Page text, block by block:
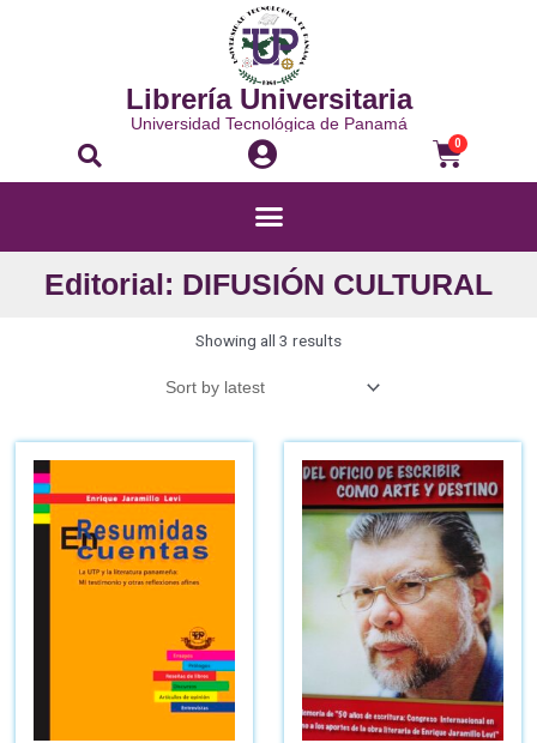
Librería Universitaria
Universidad Tecnológica de Panamá
0
Editorial: DIFUSIÓN CULTURAL
Showing all 3 results